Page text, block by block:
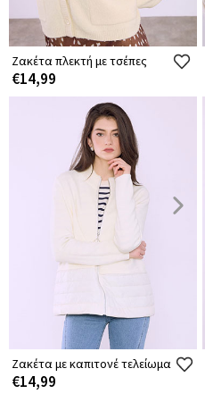
Ζακέτα πλεκτή με τσέπες
€14,99
Ζακέτα με καπιτονέ τελείωμα
€14,99